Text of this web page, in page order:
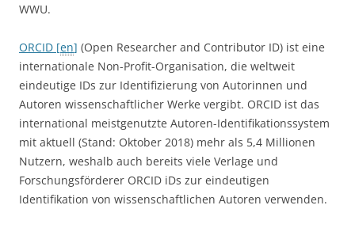
WWU.
ORCID [en] (Open Researcher and Contributor ID) ist eine
internationale Non-Profit-Organisation, die weltweit
eindeutige IDs zur Identifizierung von Autorinnen und
Autoren wissenschaftlicher Werke vergibt. ORCID ist das
international meistgenutzte Autoren-Identifikationssystem
mit aktuell (Stand: Oktober 2018) mehr als 5,4 Millionen
Nutzern, weshalb auch bereits viele Verlage und
Forschungsförderer ORCID iDs zur eindeutigen
Identifikation von wissenschaftlichen Autoren verwenden.